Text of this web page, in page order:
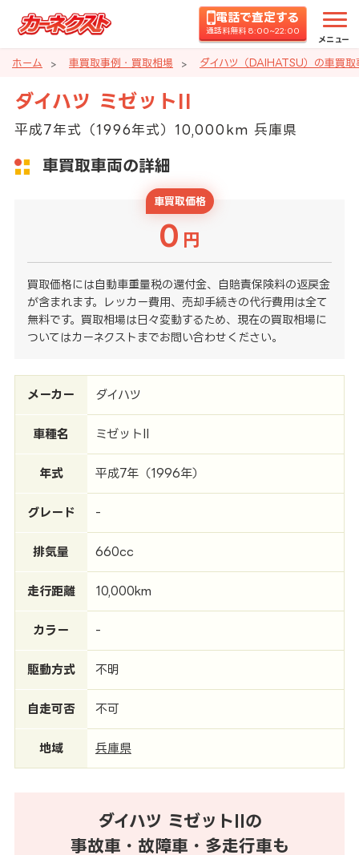
電話で査定する
通話料無料 8:00~22:00
メニュー
ホーム 車買取事例・買取相場 ダイハツ（DAIHATSU）の車買
ダイハツ ミゼットII
平成7年式（1996年式）10,000km 兵庫県
車買取車両の詳細
車買取価格
0 円
買取価格には自動車重量税の還付金、自賠責保険料の返戻金
が含まれます。レッカー費用、売却手続きの代行費用は全て
無料です。買取相場は日々変動するため、現在の買取相場に
ついてはカーネクストまでお問い合わせください。
メーカー ダイハツ
車種名 ミゼットII
年式 平成7年（1996年）
グレード -
排気量 660cc
走行距離 10,000km
カラー -
駆動方式 不明
自走可否 不可
地域 兵庫県
ダイハツ ミゼットIIの
事故車・故障車・多走行車も